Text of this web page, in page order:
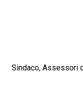
Sindaco, Assessori